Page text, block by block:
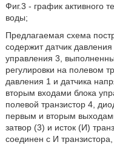
Фиг.3 - график активного
воды;
Предлагаемая схема
содержит датчик
управления 3,
регулировки на полевом
давления 1 и датчика
вторым входами блока
полевой транзистор 4,
первым и вторым
затвор (3) и исток (И)
соединен с И